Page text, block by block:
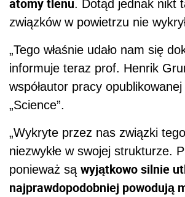
atomy tlenu. Dotąd jednak nikt
związków w powietrzu nie
„Tego właśnie udało nam się
informuje teraz prof. Henrik
współautor pracy
„Science”.
„Wykryte przez nas związki
niezwykłe w swojej strukturze.
ponieważ są wyjątkowo silnie
najprawdopodobniej powodują